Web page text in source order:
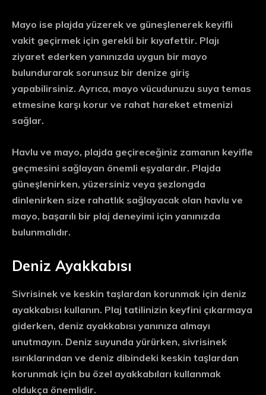
Mayo ise plajda yüzerek ve güneşlenerek keyifli
vakit geçirmek için gerekli bir kıyafettir. Plajı
ziyaret ederken yanınızda uygun bir mayo
bulundurarak sorunsuz bir denize giriş
yapabilirsiniz. Ayrıca, mayo vücudunuzu suya temas
etmesine karşı korur ve rahat hareket etmenizi
sağlar.
Havlu ve mayo, plajda geçireceğiniz zamanın keyifle
geçmesini sağlayan önemli eşyalardır. Plajda
güneşlenirken, yüzersiniz veya şezlongda
dinlenirken size rahatlık sağlayacak olan havlu ve
mayo, başarılı bir plaj deneyimi için yanınızda
bulunmalıdır.
Deniz Ayakkabısı
Sivrisinek ve keskin taşlardan korunmak için deniz
ayakkabısı kullanın. Plaj tatilinizin keyfini çıkarmaya
giderken, deniz ayakkabısı yanınıza almayı
unutmayın. Deniz suyunda yürürken, sivrisinek
ısırıklarından ve deniz dibindeki keskin taşlardan
korunmak için bu özel ayakkabıları kullanmak
oldukça önemlidir.